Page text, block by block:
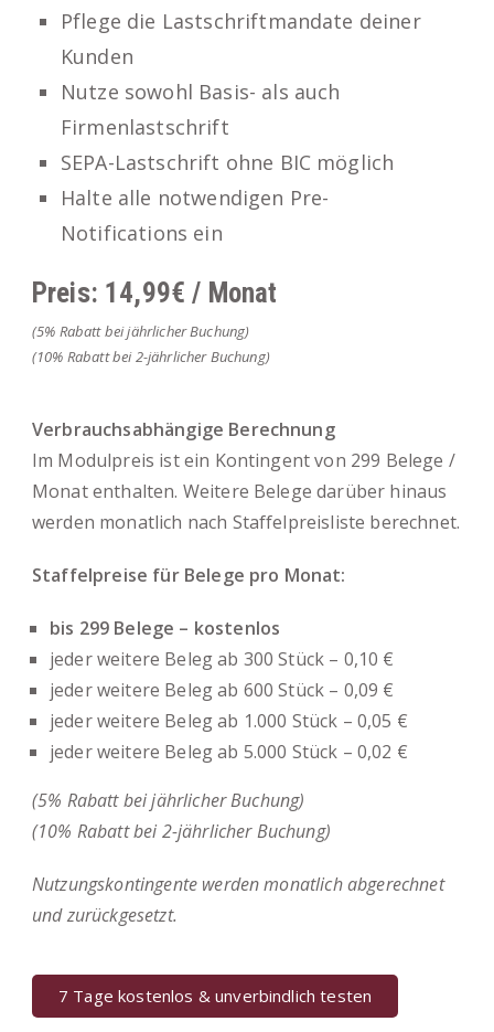
Pflege die Lastschriftmandate deiner
Kunden
Nutze sowohl Basis- als auch
Firmenlastschrift
SEPA-Lastschrift ohne BIC möglich
Halte alle notwendigen Pre-
Notifications ein
Preis: 14,99€ / Monat
(5% Rabatt bei jährlicher Buchung)
(10% Rabatt bei 2-jährlicher Buchung)
Verbrauchsabhängige Berechnung
Im Modulpreis ist ein Kontingent von 299 Belege /
Monat enthalten. Weitere Belege darüber hinaus
werden monatlich nach Staffelpreisliste berechnet.
Staffelpreise für Belege pro Monat:
bis 299 Belege – kostenlos
jeder weitere Beleg ab 300 Stück – 0,10 €
jeder weitere Beleg ab 600 Stück – 0,09 €
jeder weitere Beleg ab 1.000 Stück – 0,05 €
jeder weitere Beleg ab 5.000 Stück – 0,02 €
(5% Rabatt bei jährlicher Buchung)
(10% Rabatt bei 2-jährlicher Buchung)
Nutzungskontingente werden monatlich abgerechnet
und zurückgesetzt.
7 Tage kostenlos & unverbindlich testen